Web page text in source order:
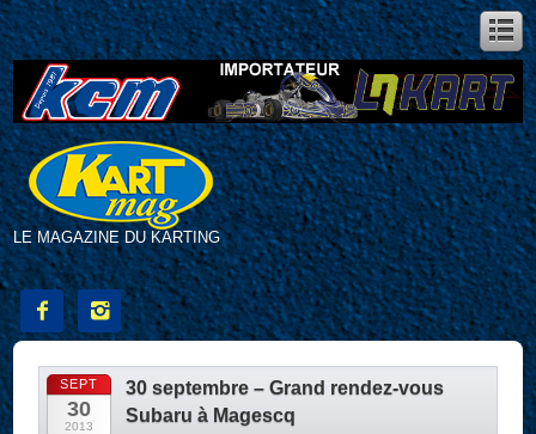
LE MAGAZINE DU KARTING
 
SEPT
30
2013
30 septembre – Grand rendez-vous
Subaru à Magescq